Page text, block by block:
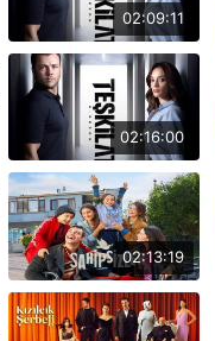
02:09:11
02:16:00
02:13:19